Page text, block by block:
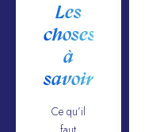
Les
choses
à
savoir
Ce qu’il